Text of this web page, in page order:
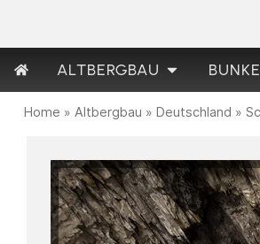
ALTBERGBAU
Home » Altbergbau » Deutschland »